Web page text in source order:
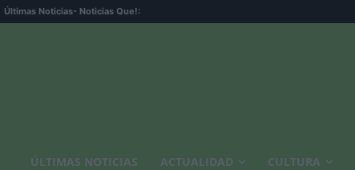
Últimas Noticias- Noticias Que!:
ÚLTIMAS NOTICIAS ACTUALIDAD CULTURA